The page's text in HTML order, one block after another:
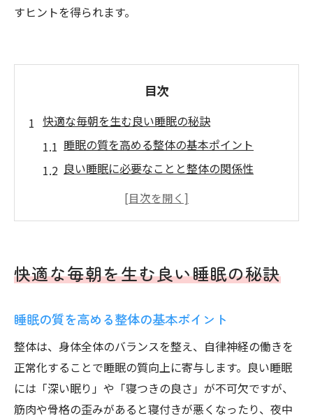
すヒントを得られます。
目次
快適な毎朝を生む良い睡眠の秘訣
睡眠の質を高める整体の基本ポイント
良い睡眠に必要なことと整体の関係性
質の良い睡眠を実現する生活リズム
整体で導く質の良い睡眠習慣とは
整体がもたらす睡眠の質向上のメカニズム
良い睡眠を支える整体のセルフケア方法
整体と睡眠のバランスで心身の快適さ実感
睡眠の質改善に役立つ整体日常習慣
深い眠りを得るための簡単アプローチ
快適な毎朝を生む良い睡眠の秘訣
睡眠の質を高める整体の基本ポイント
整体は、身体全体のバランスを整え、自律神経の働きを
正常化することで睡眠の質向上に寄与します。良い睡眠
には「深い眠り」や「寝つきの良さ」が不可欠ですが、
筋肉や骨格の歪みがあると寝付きが悪くなったり、夜中